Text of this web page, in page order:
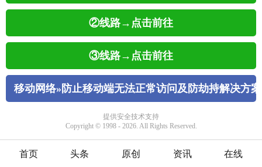
首页 头条 原创 资讯
在线